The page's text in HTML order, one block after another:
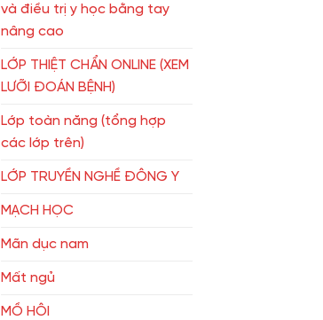
và điều trị y học bằng tay
nâng cao
LỚP THIỆT CHẨN ONLINE (XEM
LƯỠI ĐOÁN BỆNH)
Lớp toàn năng (tổng hợp
các lớp trên)
LỚP TRUYỀN NGHỀ ĐÔNG Y
MẠCH HỌC
Mãn dục nam
Mất ngủ
MỒ HÔI